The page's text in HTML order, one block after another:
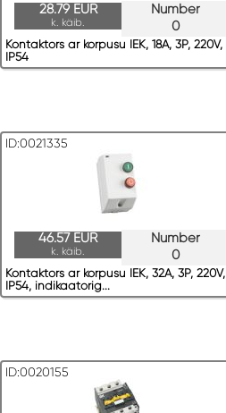
Number
0
28.79 EUR
k. käib.
Kontaktors ar korpusu IEK, 18A, 3P, 220V,
IP54
ID:0021335
Number
0
46.57 EUR
k. käib.
Kontaktors ar korpusu IEK, 32A, 3P, 220V,
IP54, indikaatorig...
ID:0020155